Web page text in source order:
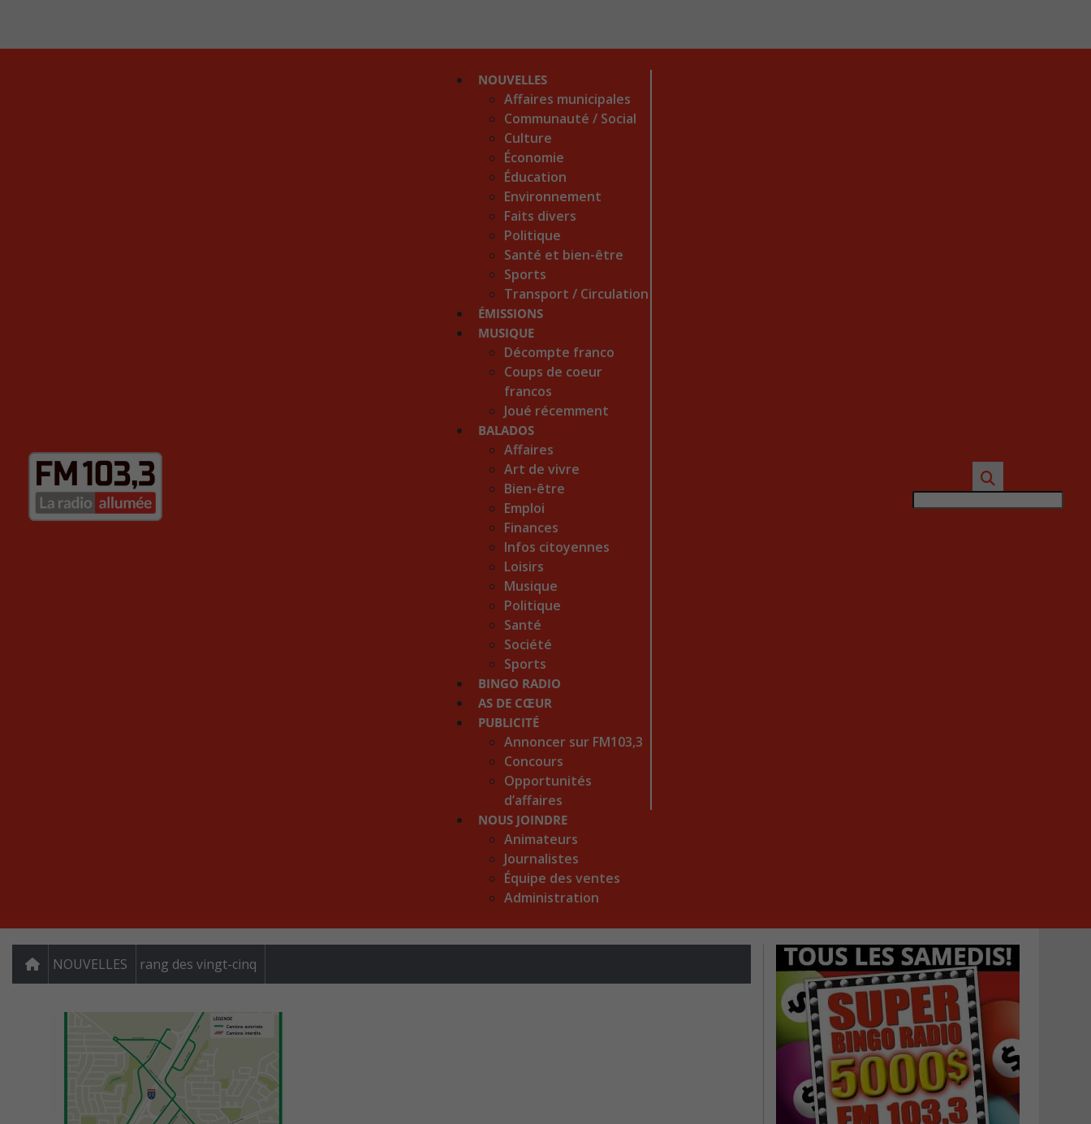
NOUVELLES
Affaires municipales
Communauté / Social
Culture
Économie
Éducation
Environnement
Faits divers
Politique
Santé et bien-être
Sports
Transport / Circulation
ÉMISSIONS
MUSIQUE
Décompte franco
Coups de coeur
francos
Joué récemment
BALADOS
Affaires
Art de vivre
Bien-être
Emploi
Finances
Infos citoyennes
Loisirs
Musique
Politique
Santé
Société
Sports
BINGO RADIO
AS DE CŒUR
PUBLICITÉ
Annoncer sur FM103,3
Concours
Opportunités
d’affaires
NOUS JOINDRE
Animateurs
Journalistes
Équipe des ventes
Administration
NOUVELLES rang des vingt-cinq